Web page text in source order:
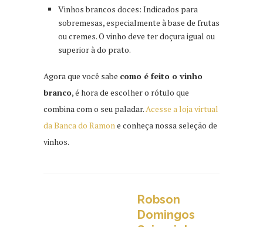
Vinhos brancos doces: Indicados para
sobremesas, especialmente à base de frutas
ou cremes. O vinho deve ter doçura igual ou
superior à do prato.
Agora que você sabe como é feito o vinho
branco, é hora de escolher o rótulo que
combina com o seu paladar.Acesse a loja virtual
da Banca do Ramone conheça nossa seleção de
vinhos.
Robson
Domingos